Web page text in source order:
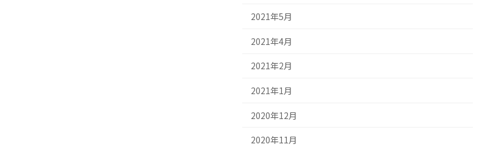
2021年5月
2021年4月
2021年2月
2021年1月
2020年12月
2020年11月